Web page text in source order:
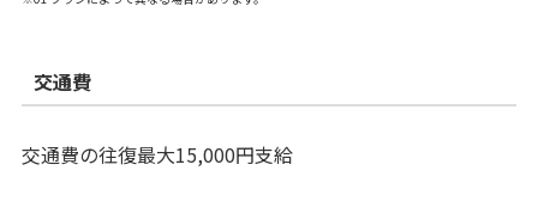
交通費
交通費の往復最大15,000円支給